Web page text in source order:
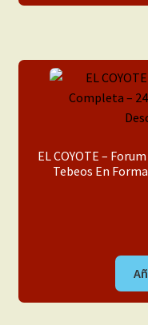
EL COYOTE –
Tebeos En